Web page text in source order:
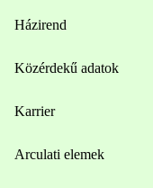
Házirend
Közérdekű adatok
Karrier
Arculati elemek